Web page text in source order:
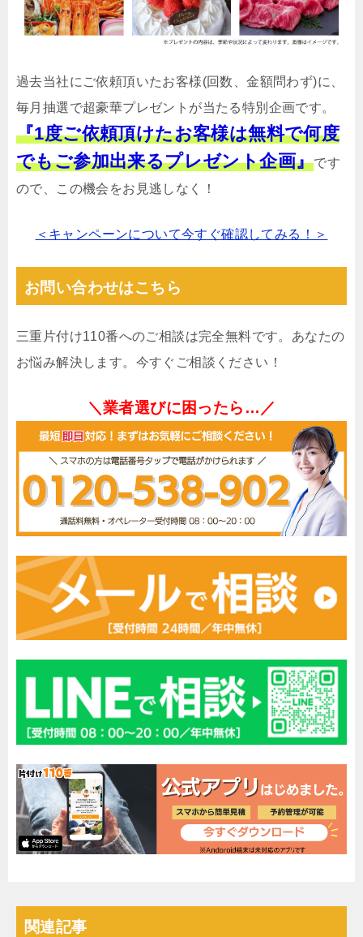
過去当社にご依頼頂いたお客様(回数、金額問わず)に、
毎月抽選で超豪華プレゼントが当たる特別企画です。
『1度ご依頼頂けたお客様は無料で何度
でもご参加出来るプレゼント企画』です
ので、この機会をお見逃しなく！
＜キャンペーンについて今すぐ確認してみる！＞
お問い合わせはこちら
三重片付け110番へのご相談は完全無料です。あなたの
お悩み解決します。今すぐご相談ください！
＼業者選びに困ったら…／
関連記事